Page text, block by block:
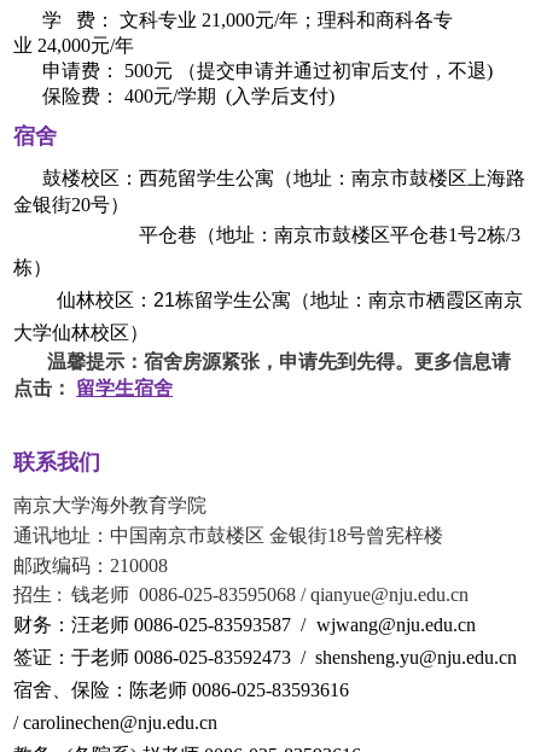
学 费： 文科专业 21,000元/年；理科和商科各专
业 24,000元/年
申请费： 500元 （提交申请并通过初审后支付，不退)
保险费： 400元/学期 (入学后支付)
宿舍
鼓楼校区：西苑留学生公寓（地址：南京市鼓楼区上海路
金银街20号）
平仓巷（地址：南京市鼓楼区平仓巷1号2栋/3
栋）
仙林校区：21栋留学生公寓 （地址：南京市栖霞区南京
大学仙林校区）
温馨提示：宿舍房源紧张，申请先到先得。更多信息请
点击：
留学生宿舍
联系我们
南京大学海外教育学院
通讯地址：中国南京市鼓楼区 金银街18号曾宪梓楼
邮政编码：210008
招生 : 钱老师 0086-025-83595068 / qianyue@nju.edu.cn
财务：汪老师 0086-025-83593587 / wjwang@nju.edu.cn
签证：于老师 0086-025-83592473 / shensheng.yu@nju.edu.cn
宿舍、保险：陈老师 0086-025-83593616
/ carolinechen@nju.edu.cn